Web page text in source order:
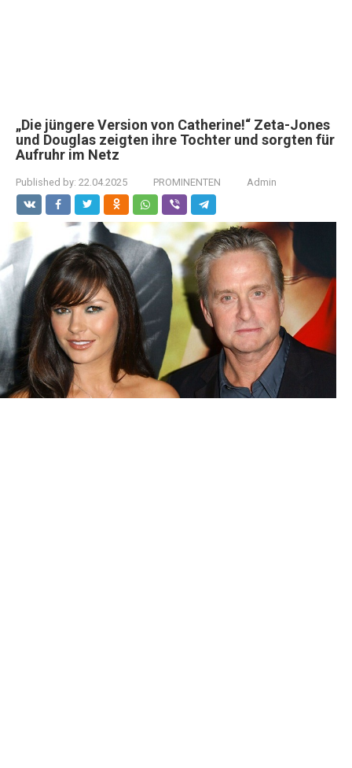
„Die jüngere Version von Catherine!“ Zeta-Jones
und Douglas zeigten ihre Tochter und sorgten für
Aufruhr im Netz
Published by: 22.04.2025 PROMINENTEN Admin